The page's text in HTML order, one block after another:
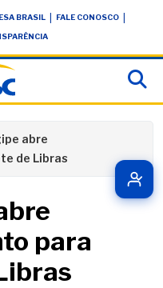
BRASIL FALE CONOSCO
abre
de Libras
para